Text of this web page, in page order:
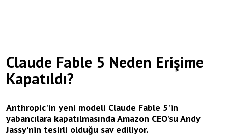
Claude Fable 5 Neden Erişime
Kapatıldı?
Anthropic'in yeni modeli Claude Fable 5'in
yabancılara kapatılmasında Amazon CEO'su Andy
Jassy'nin tesirli olduğu sav ediliyor.